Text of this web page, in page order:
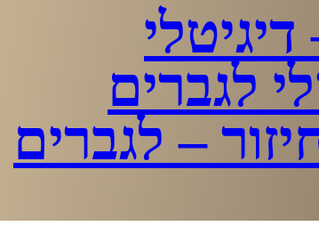
לגברים
– לגברים